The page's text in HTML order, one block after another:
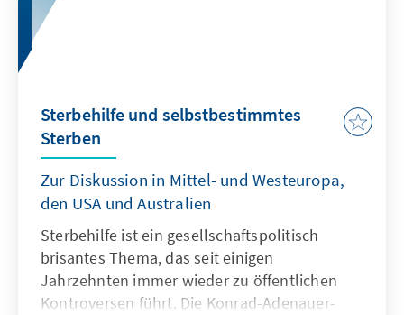
Sterbehilfe und selbstbestimmtes
Sterben
Zur Diskussion in Mittel- und Westeuropa,
den USA und Australien
Sterbehilfe ist ein gesellschaftspolitisch
brisantes Thema, das seit einigen
Jahrzehnten immer wieder zu öffentlichen
Kontroversen führt. Die Konrad-Adenauer-